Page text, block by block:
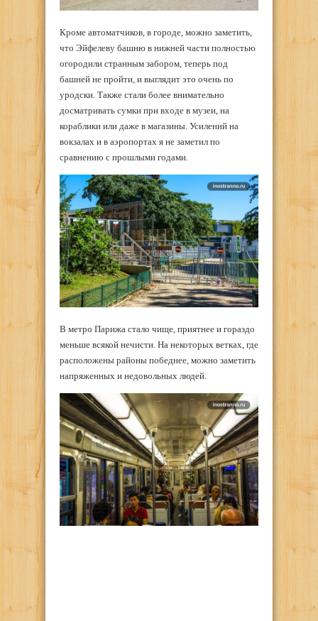
Кроме автоматчиков, в городе, можно заметить,
что Эйфелеву башню в нижней части полностью
огородили странным забором, теперь под
башней не пройти, и выглядит это очень по
уродски. Также стали более внимательно
досматривать сумки при входе в музеи, на
кораблики или даже в магазины. Усилений на
вокзалах и в аэропортах я не заметил по
сравнению с прошлыми годами.
В метро Парижа стало чище, приятнее и гораздо
меньше всякой нечисти. На некоторых ветках, где
расположены районы победнее, можно заметить
напряженных и недовольных людей.